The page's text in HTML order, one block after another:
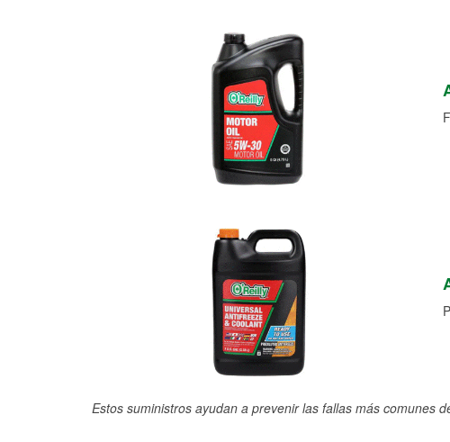
Estos suministros ayudan a prevenir las fallas más comunes